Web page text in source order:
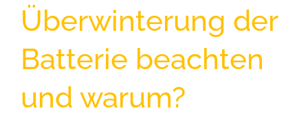
Überwinterung der
Batterie beachten
und warum?